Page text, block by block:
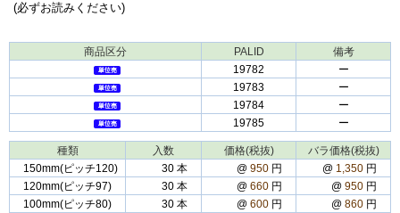
(必ずお読みください)
商品区分 PALID
備考
19782
ー
19783
ー
19784
ー
19785
ー
種類 入数 価格(税抜)
バラ価格(税抜)
150mm(ピッチ120)
30 本 @ 950 円 @ 1,350 円
120mm(ピッチ97)
30 本 @ 660 円 @ 950 円
100mm(ピッチ80)
30 本 @ 600 円 @ 860 円